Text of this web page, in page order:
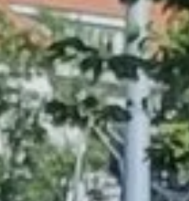
Wandern
Jugend
Ausbildung
Klettern
Alpin
MTB
ASS